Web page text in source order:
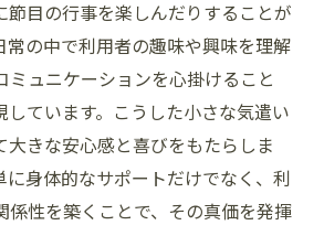
節目の行事を楽しんだりすることが
常の中で利用者の趣味や興味を理解
ミュニケーションを心掛けること
しています。こうした小さな気遣い
大きな安心感と喜びをもたらしま
に身体的なサポートだけでなく、利
係性を築くことで、その真価を発揮